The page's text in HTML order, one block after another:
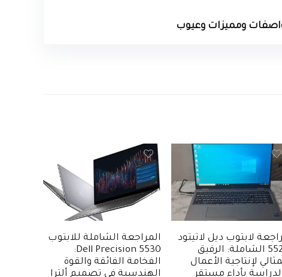
لابتوب ديل لاتيتود
5520 الشاملة: الرفيق
لإنتاجية الأعمال
بأداء مستقر
المراجعة الشاملة للابتوب
Dell Precision 5530:
الفخامة الفائقة والقوة
الهندسية في تصميم ألترا